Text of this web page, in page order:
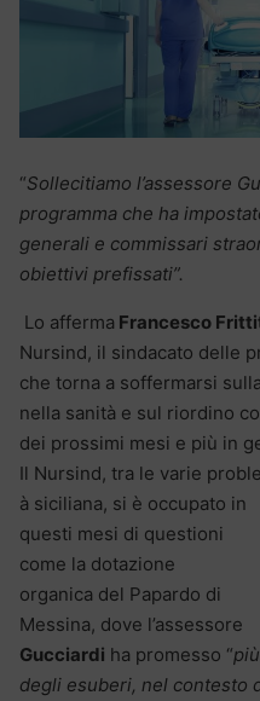
“Sollecitiamo l’assessore
programma che ha
generali e commissari
obiettivi prefissati”.
Lo afferma Francesco
Nursind, il sindacato delle
che torna a soffermarsi
nella sanità e sul riordino
dei prossimi mesi e più in
Il Nursind, tra le varie
à siciliana, si è occupato in
questi mesi di questioni
come la dotazione
organica del Papardo di
Messina, dove l’assessore
Gucciardi ha promesso “
degli esuberi, nel contesto